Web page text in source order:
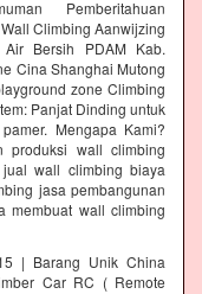
Pemberitahuan
Climbing Aanwijzing
Bersih PDAM Kab.
Cina Shanghai Mutong
zone Climbing
Panjat Dinding untuk
Mengapa Kami?
produksi wall climbing
wall climbing biaya
jasa pembangunan
membuat wall climbing
| Barang Unik China
Car RC ( Remote